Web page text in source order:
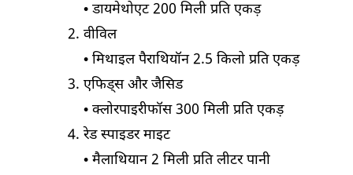
• डायमेथोएट 200 मिली प्रति एकड़
वीविल
• मिथाइल पैराथियॉन 2.5 किलो प्रति एकड़
एफिड्स और जैसिड
• क्लोरपाइरीफॉस 300 मिली प्रति एकड़
रेड स्पाइडर माइट
• मैलाथियान 2 मिली प्रति लीटर पानी